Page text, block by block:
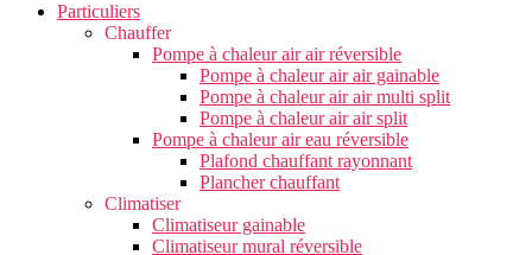
Particuliers
Chauffer
Pompe à chaleur air air réversible
Pompe à chaleur air air gainable
Pompe à chaleur air air multi split
Pompe à chaleur air air split
Pompe à chaleur air eau réversible
Plafond chauffant rayonnant
Plancher chauffant
Climatiser
Climatiseur gainable
Climatiseur mural réversible